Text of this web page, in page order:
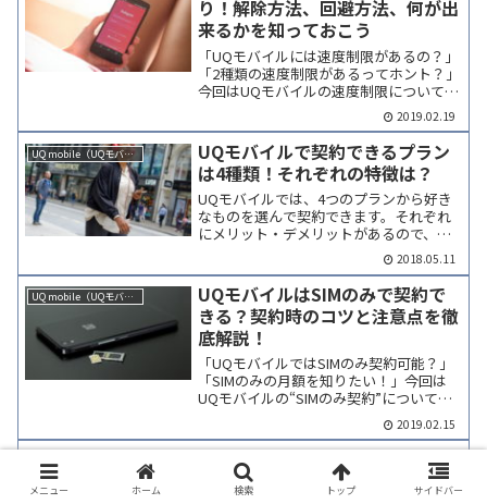
り！解除方法、回避方法、何が出
来るかを知っておこう
「UQモバイルには速度制限があるの？」
「2種類の速度制限があるってホント？」
今回はUQモバイルの速度制限について、
2つの速度制限とは何か？ 速度制限の解
除と回避方法 速度制限中に出来ること/出
来ないことの3点を解説していきます。
UQモバイ...
2019.02.19
UQ mobile（UQモバイル）
UQモバイルで契約できるプラン
は4種類！それぞれの特徴は？
UQモバイルでは、4つのプランから好き
なものを選んで契約できます。それぞれ
にメリット・デメリットがあるので、事
前にしっかり比較して自分に合ったプラ
ンを選択しましょう。この記事では、UQ
モバイルの各プランにおける特徴を解説
します。UQモバイル...
2018.05.11
UQ mobile（UQモバイル）
UQモバイルはSIMのみで契約で
きる？契約時のコツと注意点を徹
底解説！
「UQモバイルではSIMのみ契約可能？」
「SIMのみの月額を知りたい！」今回は
UQモバイルの“SIMのみ契約”について、
そもそも契約可能かどうか？ SIMのみは
損なのか？得なのか？ SIMのみ契約の料
金表の3点を解説します。UQモバイルで...
2019.02.15
格安SIM
au系MVNOでおしゃべりするなら
UQモバイルだぞっ
メニュー ホーム 検索 トップ サイドバー